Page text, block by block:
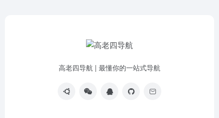
高老四导航 | 最懂你的一站式导航